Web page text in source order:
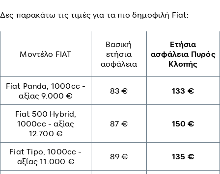
Δες παρακάτω τις τιμές για τα πιο δημοφιλή Fiat:
Μοντέλο FIAT
Βασική
ετήσια
ασφάλεια
Ετήσια
ασφάλεια Πυρός
Κλοπής
Fiat Panda, 1000cc -
αξίας 9.000 €
83 € 133 €
Fiat 500 Hybrid,
1000cc - αξίας
12.700 €
87 € 150 €
Fiat Tipo, 1000cc -
αξίας 11.000 €
89 € 135 €